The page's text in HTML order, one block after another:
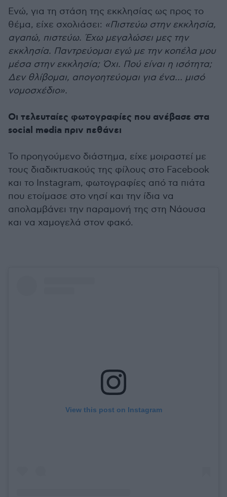
Ενώ, για τη στάση της εκκλησίας ως προς το
θέμα, είχε σχολιάσει: «Πιστεύω στην εκκλησία,
αγαπώ, πιστεύω. Έχω μεγαλώσει μες την
εκκλησία. Παντρεύομαι εγώ με την κοπέλα μου
μέσα στην εκκλησία; Όχι. Πού είναι η ισότητα;
Δεν θλίβομαι, απογοητεύομαι για ένα… μισό
νομοσχέδιο».
Οι τελευταίες φωτογραφίες που ανέβασε στα
social media πριν πεθάνει
Το προηγούμενο διάστημα, είχε μοιραστεί με
τους διαδικτυακούς της φίλους στο Facebook
και το Instagram, φωτογραφίες από τα πιάτα
που ετοίμασε στο νησί και την ίδια να
απολαμβάνει την παραμονή της στη Νάουσα
και να χαμογελά στον φακό.
View this post on Instagram